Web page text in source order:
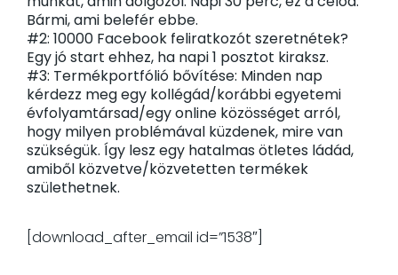
Bármi, ami belefér ebbe.
#2: 10000 Facebook feliratkozót szeretnétek?
Egy jó start ehhez, ha napi 1 posztot kiraksz.
#3: Termékportfólió bővítése: Minden nap
kérdezz meg egy kollégád/korábbi egyetemi
évfolyamtársad/egy online közösséget arról,
hogy milyen problémával küzdenek, mire van
szükségük. Így lesz egy hatalmas ötletes ládád,
amiből közvetve/közvetetten termékek
születhetnek.
[download_after_email id=”1538″]